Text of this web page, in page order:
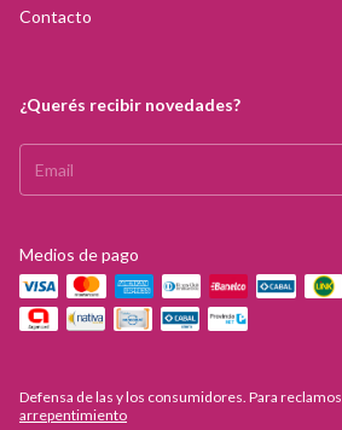
Contacto
¿Querés recibir novedades?
Medios de pago
Defensa de las y los consumidores. Para reclamos
arrepentimiento